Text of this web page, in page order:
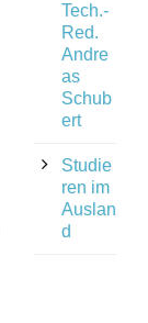
Tech.-
Red.
Andre
as
Schub
ert
Studie
ren im
Auslan
d